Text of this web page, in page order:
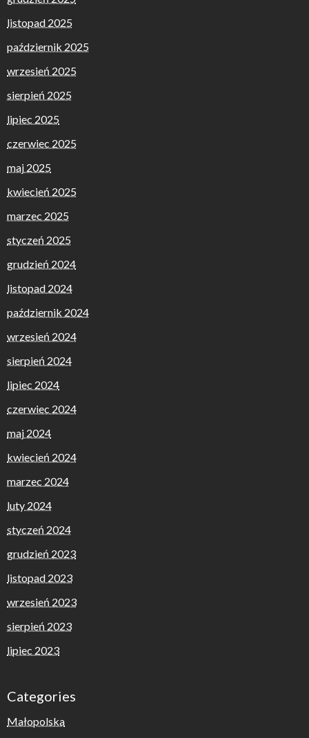
listopad 2025
październik 2025
wrzesień 2025
sierpień 2025
lipiec 2025
czerwiec 2025
maj 2025
kwiecień 2025
marzec 2025
styczeń 2025
grudzień 2024
listopad 2024
październik 2024
wrzesień 2024
sierpień 2024
lipiec 2024
czerwiec 2024
maj 2024
kwiecień 2024
marzec 2024
luty 2024
styczeń 2024
grudzień 2023
listopad 2023
wrzesień 2023
sierpień 2023
lipiec 2023
Categories
Małopolska